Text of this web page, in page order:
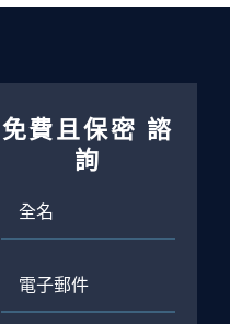
免費且保密 諮
詢
郵